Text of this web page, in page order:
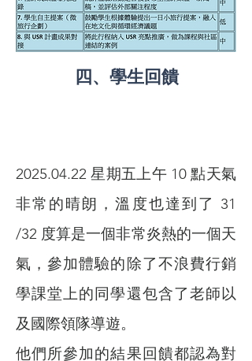
四、學生回饋
2025.04.22 星期五上午 10 點天氣
非常的晴朗，溫度也達到了 31
/32 度算是一個非常炎熱的一個天
氣，參加體驗的除了不浪費行銷
學課堂上的同學還包含了老師以
及國際領隊導遊。
他們所參加的結果回饋都認為對